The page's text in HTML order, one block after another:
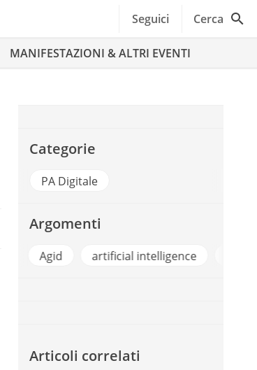
Seguici Cerca
MANIFESTAZIONI & ALTRI EVENTI
Categorie
PA Digitale
Argomenti
artificial intelligence Cad
Articoli correlati